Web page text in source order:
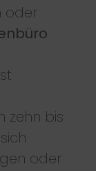
oder
zehn bis
oder